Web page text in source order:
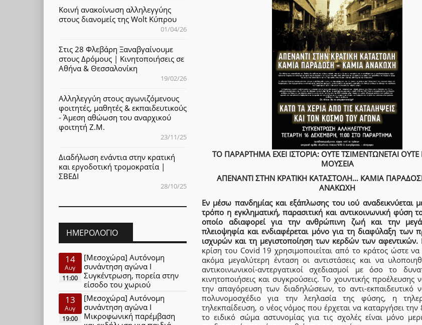
ΤΟ ΠΑΡΑΡΤΗΜΑ ΕΧΕΙ ΙΣΤΟΡΙΑ: ΟΥΤΕ ΤΣΙΜΕΝΤΩΝΕΤΑΙ ΟΥΤΕ
ΜΟΥΣΕΙΑ
ΑΠΕΝΑΝΤΙ ΣΤΗΝ ΚΡΑΤΙΚΗ ΚΑΤΑΣΤΟΛΗ… ΚΑΜΙΑ
ΑΝΑΚΩΧΗ
Εν μέσω πανδημίας και εξάπλωσης του ιού αναδεικνύεται
τρόπο η εγκληματική, παρασιτική και αντικοινωνική φύση
οποίο αδιαφορεί για την ανθρώπινη ζωή και την
πλειοψηφία και ενδιαφέρεται μόνο για τη διαφύλαξη των
ισχυρών και τη μεγιστοποίηση των κερδών των αφεντικών.
κρίση του Covid 19 χρησιμοποιείται από το κράτος ώστε
ακόμα μεγαλύτερη ένταση οι αντιστάσεις και να
αντικοινωνικοί-αντεργατικοί σχεδιασμοί με όσο το
κινητοποιήσεις και συγκρούσεις. Το χουντικής προέλευσης
την απαγόρευση των διαδηλώσεων, το αντι-εκπαιδευτικό
πολυνομοσχέδιο για την λεηλασία της φύσης, η
τηλεκπαίδευση, ο νέος νόμος που έρχεται να καταργήσει
το ειδικό σώμα αστυνομίας για τις σχολές είναι μόνο
Κοινή ανακοίνωση αλληλεγγύης
στους διανομείς της Wolt Κύπρου
01/04/26
Στις 28 Φλεβάρη Ξαναβγαίνουμε
στους Δρόμους | Κινητοποιήσεις σε
Αθήνα & Θεσσαλονίκη
19/02/26
Αλληλεγγύη στους αγωνιζόμενους
φοιτητές, μαθητές & εκπαιδευτικούς
- Άμεση αθώωση του αναρχικού
φοιτητή Ζ.Μ.
23/11/25
Διαδήλωση ενάντια στην κρατική
και εργοδοτική τρομοκρατία |
ΣΒΕΔΙ
28/10/25
ΗΜΕΡΟΛΌΓΙΟ
14
Αυγ
11:00
[Μεσοχώρα] Αυτόνομη
συνάντηση αγώνα Ι
Συγκέντρωση, πορεία στην
είσοδο του χωριού
13
Αυγ
19:00
[Μεσοχώρα] Αυτόνομη
συνάντηση αγώνα Ι
Μικροφωνική παρέμβαση